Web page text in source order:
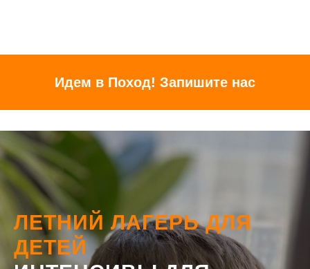
Идем в Поход! Запишите нас
ЛЕТНИЙ ЛАГЕРЬ ДЛЯ
ДЕТЕЙ